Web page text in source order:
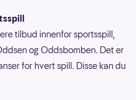
tilbud innenfor sportsspill,
og Oddsbomben. Det er
for hvert spill. Disse kan du